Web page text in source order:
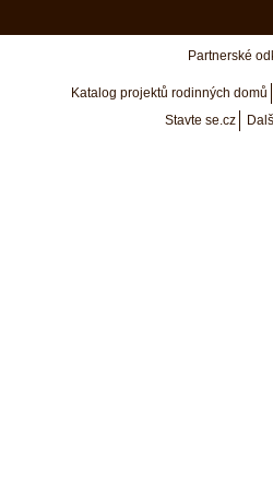
Partnerské
Katalog projektů rodinných domů
Stavte se.cz